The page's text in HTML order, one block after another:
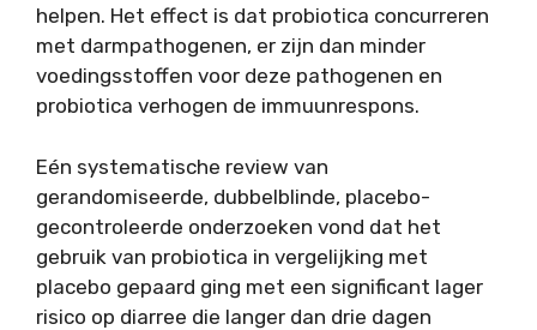
helpen. Het effect is dat probiotica concurreren
met darmpathogenen, er zijn dan minder
voedingsstoffen voor deze pathogenen en
probiotica verhogen de immuunrespons.
Eén systematische review van
gerandomiseerde, dubbelblinde, placebo-
gecontroleerde onderzoeken vond dat het
gebruik van probiotica in vergelijking met
placebo gepaard ging met een significant lager
risico op diarree die langer dan drie dagen